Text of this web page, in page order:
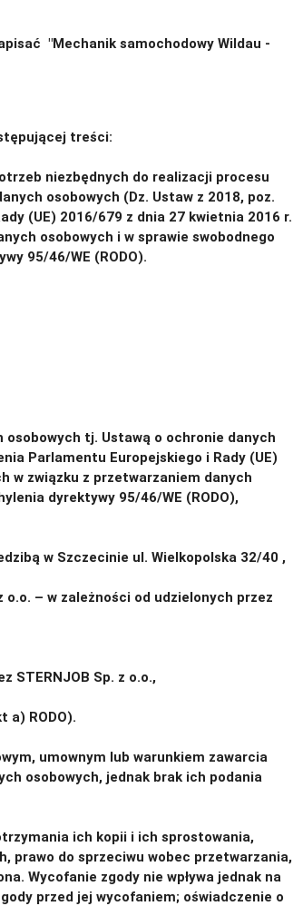
"Mechanik samochodowy Wildau -
treści:
niezbędnych do realizacji procesu
osobowych (Dz. Ustaw z 2018, poz.
(UE) 2016/679 z dnia 27 kwietnia 2016 r.
osobowych i w sprawie swobodnego
95/46/WE (RODO).
tj. Ustawą o ochronie danych
Parlamentu Europejskiego i Rady (UE)
w związku z przetwarzaniem danych
dyrektywy 95/46/WE (RODO),
w Szczecinie ul. Wielkopolska 32/40 ,
o.o. – w zależności od udzielonych przez
STERNJOB Sp. z o.o.,
a) RODO).
umownym lub warunkiem zawarcia
osobowych, jednak brak ich podania
ich kopii i ich sprostowania,
prawo do sprzeciwu wobec przetwarzania,
Wycofanie zgody nie wpływa jednak na
przed jej wycofaniem; oświadczenie o